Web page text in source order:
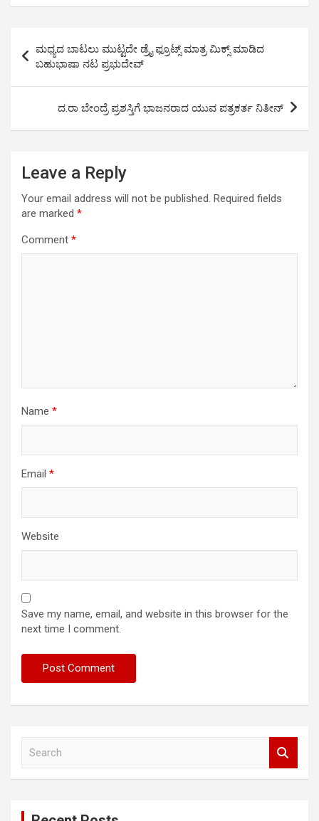
at
s
A
p
p
ce
b
o
o
k
tt
er
ail py
Li
n
k
ar
e
navigation
ಮಧ್ಯದ ಬಾಟಲು ಮುಟ್ಟದೇ ಡ್ರೈ ಫ್ರೂಟ್ಸ್ ಮಾತ್ರ ಮಿಕ್ಸ್ ಮಾಡಿದ
ಬಹುಭಾಷಾ ನಟ ಪ್ರಭುದೇವ್
ದ.ರಾ ಬೇಂದ್ರೆ ಪ್ರಶಸ್ತಿಗೆ ಭಾಜನರಾದ ಯುವ ಪತ್ರಕರ್ತ ನಿತೀನ್
Leave a Reply
Your email address will not be published. Required fields
are marked *
Comment *
Name *
Email *
Website
Save my name, email, and website in this browser for the
next time I comment.